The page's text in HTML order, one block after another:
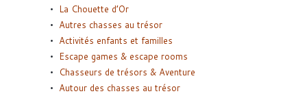
La Chouette d’Or
Autres chasses au trésor
Activités enfants et familles
Escape games & escape rooms
Chasseurs de trésors & Aventure
Autour des chasses au trésor